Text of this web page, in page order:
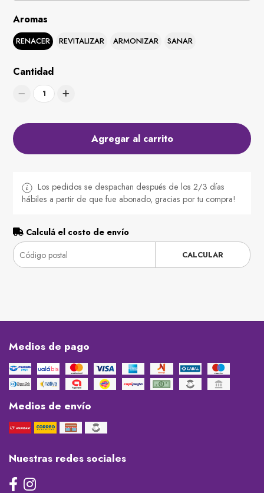
Aromas
RENACER REVITALIZAR ARMONIZAR SANAR
Cantidad
1
Agregar al carrito
Los pedidos se despachan después de los 2/3 días
hábiles a partir de que fue abonado, gracias por tu compra!
Calculá el costo de envío
CALCULAR
Medios de pago
Medios de envío
Nuestras redes sociales